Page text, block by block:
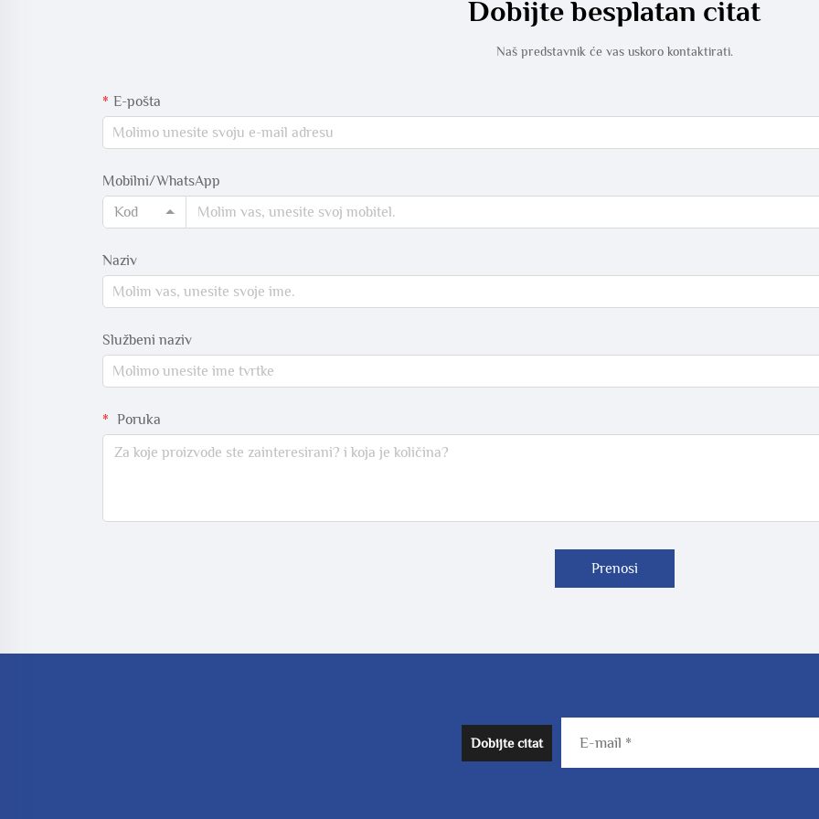
Dobijte besplatan citat
Naš predstavnik će vas uskoro kontaktirati.
E-pošta
Mobilni/WhatsApp
Kod
Naziv
Službeni naziv
Poruka
Prenosi
Dobijte citat